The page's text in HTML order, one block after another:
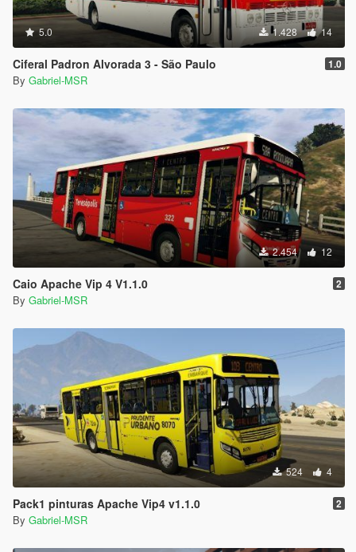
5.0 1.428 14
Ciferal Padron Alvorada 3 - São Paulo 1.0
By Gabriel-MSR
2.454 12
Caio Apache Vip 4 V1.1.0 2
By Gabriel-MSR
524 4
Pack1 pinturas Apache Vip4 v1.1.0 2
By Gabriel-MSR